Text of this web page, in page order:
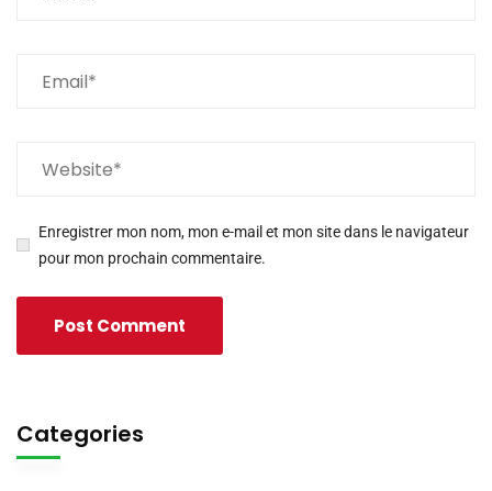
Enregistrer mon nom, mon e-mail et mon site dans le navigateur
pour mon prochain commentaire.
Categories